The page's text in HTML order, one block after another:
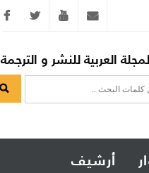
العربية للنشر و الترجمة
أرشيف